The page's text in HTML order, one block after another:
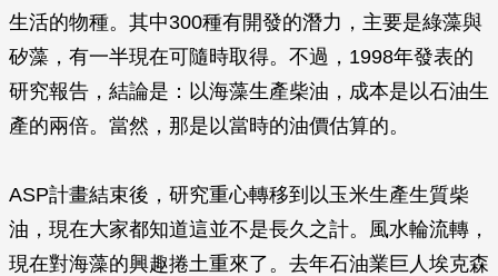
生活的物種。其中300種有開發的潛力，主要是綠藻與
矽藻，有一半現在可隨時取得。不過，1998年發表的
研究報告，結論是：以海藻生產柴油，成本是以石油生
產的兩倍。當然，那是以當時的油價估算的。
ASP計畫結束後，研究重心轉移到以玉米生產生質柴
油，現在大家都知道這並不是長久之計。風水輪流轉，
現在對海藻的興趣捲土重來了。去年石油業巨人埃克森